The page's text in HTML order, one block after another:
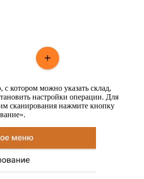
с котором можно указать склад,
настройки операции. Для
сканирования нажмите кнопку